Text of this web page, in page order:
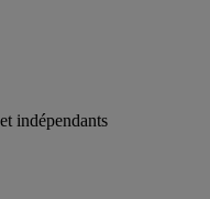
indépendants